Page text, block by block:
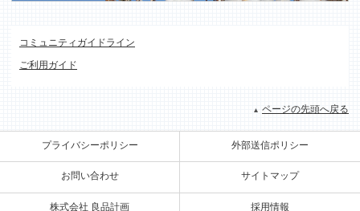
コミュニティガイドライン
ご利用ガイド
ページの先頭へ戻る
プライバシーポリシー 外部送信ポリシー
お問い合わせ サイトマップ
株式会社 良品計画 採用情報